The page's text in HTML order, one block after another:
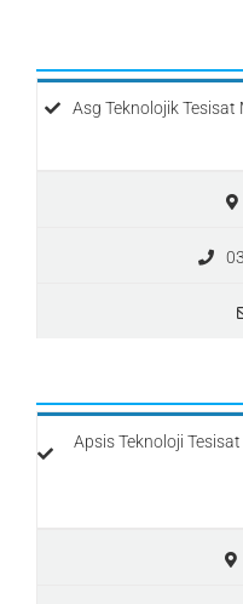
Asg Teknolojik Tesisat
Apsis Teknoloji